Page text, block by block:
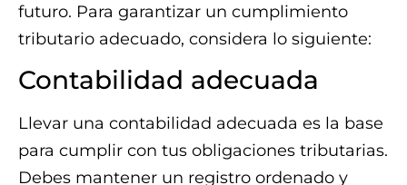
futuro. Para garantizar un cumplimiento
tributario adecuado, considera lo siguiente:
Contabilidad adecuada
Llevar una contabilidad adecuada es la base
para cumplir con tus obligaciones tributarias.
Debes mantener un registro ordenado y